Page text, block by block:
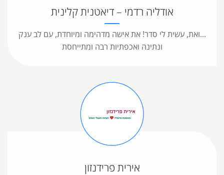
אודליה רדמי – דיאטנית קלינית
...ואת, עשית לי סדר! את אישה מדהימה ומיוחדת, עם לב ענק
ונתינה ואכפתיות רבה ומתייחסת
אירית פרידנזון